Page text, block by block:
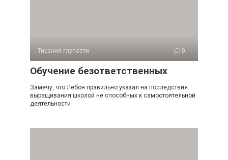
Тирания глупости 0
Обучение безответственных
Замечу, что Лебон правильно указал на последствия
выращи­вания школой не способных к самостоятельной
деятельности